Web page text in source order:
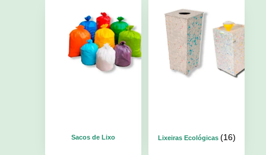
Sacos de Lixo Lixeiras Ecológicas (16)